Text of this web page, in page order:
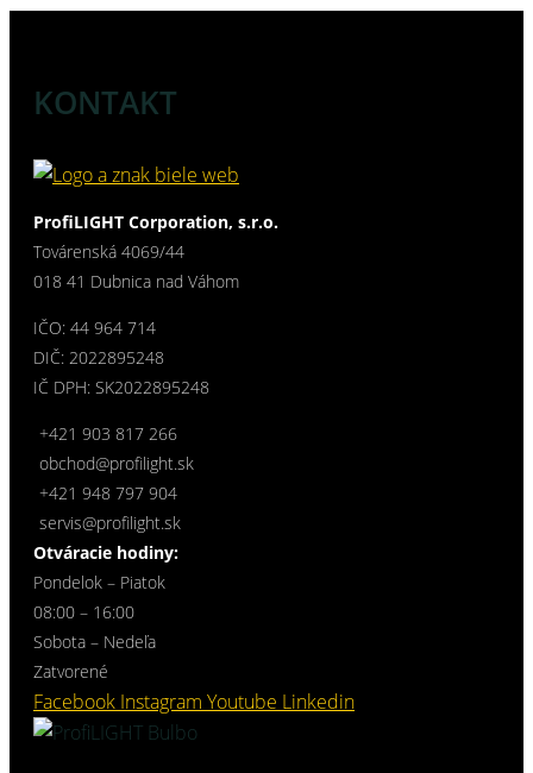
KONTAKT
ProfiLIGHT Corporation, s.r.o.
Továrenská 4069/44
018 41 Dubnica nad Váhom
IČO: 44 964 714
DIČ: 2022895248
IČ DPH: SK2022895248
+421 903 817 266
obchod@profilight.sk
+421 948 797 904
servis@profilight.sk
Otváracie hodiny:
Pondelok – Piatok
08:00 – 16:00
Sobota – Nedeľa
Zatvorené
Facebook Instagram Youtube Linkedin